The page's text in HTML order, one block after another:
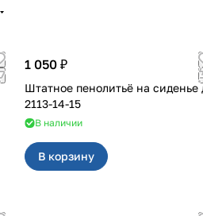
1 050 ₽
Штатное пенолитьё на сиденье
2113-14-15
В наличии
В корзину